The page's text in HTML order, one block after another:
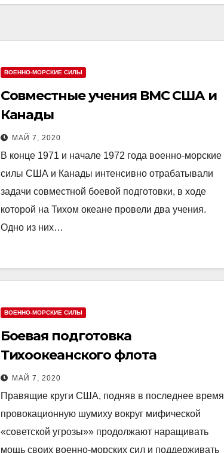
ВОЕННО-МОРСКИЕ СИЛЫ
Совместные учения ВМС США и
Канады
МАЙ 7, 2020
В конце 1971 и начале 1972 года военно-морские
силы США и Канады интенсивно отрабатывали
задачи совместной боевой подготовки, в ходе
которой на Тихом океане провели два учения.
Одно из них…
ВОЕННО-МОРСКИЕ СИЛЫ
Боевая подготовка
Тихоокеанского флота
МАЙ 7, 2020
Правящие круги США, подняв в последнее время
провокационную шумиху вокруг мифической
«советской угрозы»» продолжают наращивать
мощь своих военно-морских сил и поддерживать